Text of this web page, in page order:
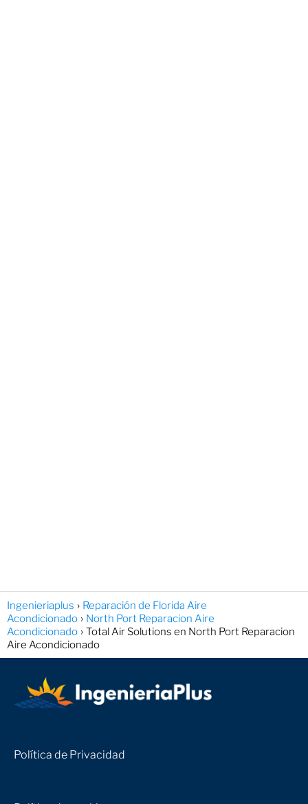
Ingenieriaplus
Reparación de Florida Aire
Acondicionado
North Port Reparacion Aire
Acondicionado
Total Air Solutions en North Port Reparacion
Aire Acondicionado
Política de Privacidad